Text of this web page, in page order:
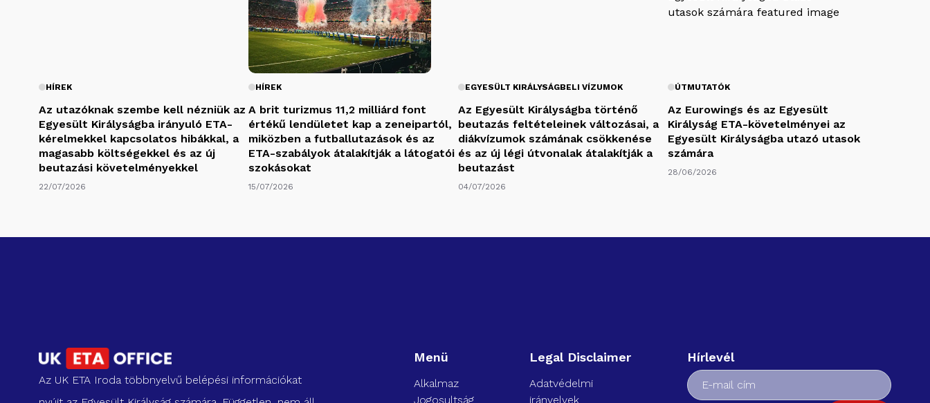
HÍREK
Az utazóknak szembe kell nézniük az
Egyesült Királyságba irányuló ETA-
kérelmekkel kapcsolatos hibákkal, a
magasabb költségekkel és az új
beutazási követelményekkel
22/07/2026
HÍREK
A brit turizmus 11,2 milliárd font
értékű lendületet kap a zeneipartól,
miközben a futballutazások és az
ETA-szabályok átalakítják a látogatói
szokásokat
15/07/2026
EGYESÜLT KIRÁLYSÁGBELI VÍZUMOK
Az Egyesült Királyságba történő
beutazás feltételeinek változásai, a
diákvízumok számának csökkenése
és az új légi útvonalak átalakítják a
beutazást
04/07/2026
ÚTMUTATÓK
Az Eurowings és az Egyesült
Királyság ETA-követelményei az
Egyesült Királyságba utazó utasok
számára
28/06/2026
Az UK ETA Iroda többnyelvű belépési információkat
Menü
Alkalmaz
Jogosultság
Legal Disclaimer
Adatvédelmi
irányelvek
Hírlevél